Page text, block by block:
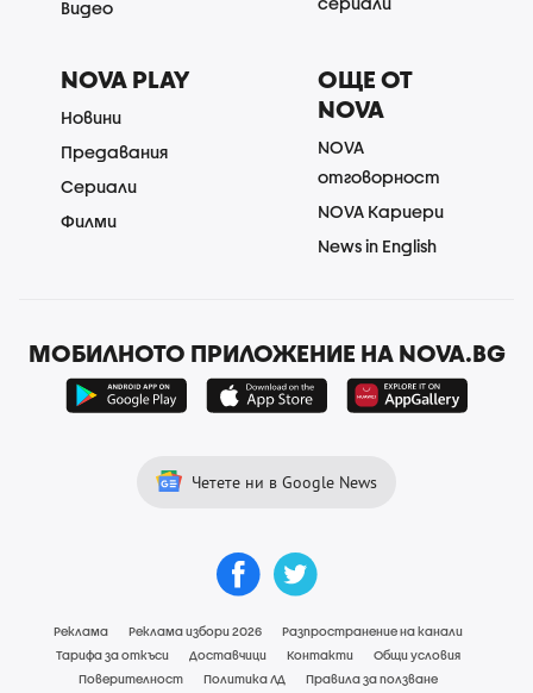
Видео
NOVA PLAY
Новини
Предавания
Сериали
Филми
ОЩЕ ОТ
NOVA
NOVA
отговорност
NOVA Кариери
News in English
МОБИЛНОТО ПРИЛОЖЕНИЕ НА NOVA.BG
Четете ни в Google News
Реклама Реклама избори 2026
Разпространение на канали
Тарифа за откъси
Доставчици Контакти
Общи условия
Поверителност
Политика ЛД Правила за ползване